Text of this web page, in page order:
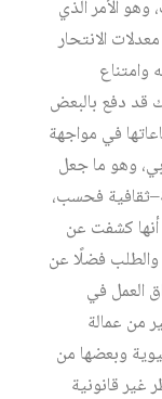
الأمر الذي
الانتحار
وامتناع
قد دفع بالبعض
في مواجهة
وهو ما جعل
فحسب،
أنها كشفت عن
فضلًا عن
العمل في
من عمالة
وبعضها من
غير قانونية